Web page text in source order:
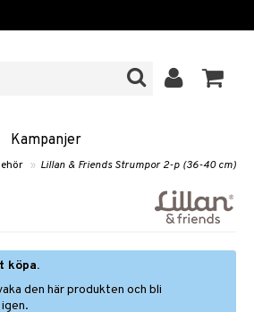
Kampanjer
» Lillan & Friends Strumpor 2-p (36-40 cm)
köpa.
den här produkten och bli